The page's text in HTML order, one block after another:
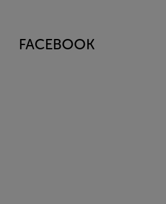
FACEBOOK